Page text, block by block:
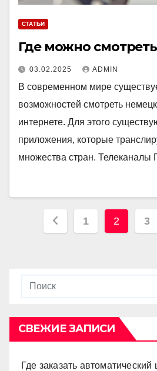
СТАТЬИ
Где можно
03.02.2025 ADMIN
В современном мире
возможностей смотреть
интернете. Для этого
приложения, которые
множества стран. Телеканалы
Навигация
1 2 3
СВЕЖИЕ ЗАПИСИ
Где заказать